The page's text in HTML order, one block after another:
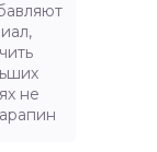
не